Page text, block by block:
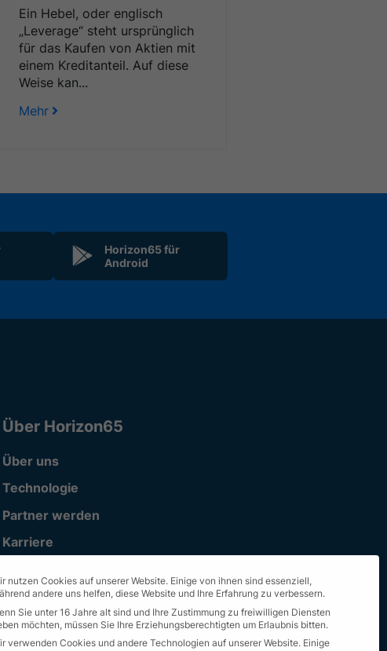
Ein Hebel, oder englisch
„Leverage“ steht ursprünglich
für das Kaufen von Aktien mit
einem Kreditanteil. Auf diese
Weise kan...
Mehr
Horizon65 für
Android
Über Horizon65
Über uns
Technologie
Partner werden
Karriere
nutzen Cookies auf unserer Website. Einige von ihnen sind essenziell,
andere uns helfen, diese Website und Ihre Erfahrung zu verbessern.
Sie unter 16 Jahre alt sind und Ihre Zustimmung zu freiwilligen Diensten
möchten, müssen Sie Ihre Erziehungsberechtigten um Erlaubnis bitten.
verwenden Cookies und andere Technologien auf unserer Website. Einige